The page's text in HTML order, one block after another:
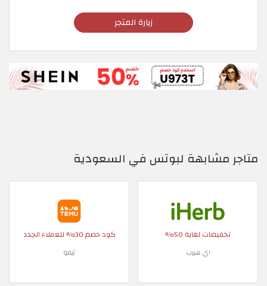
زيارة المتجر
متاجر مشابهة لبوتس في السعودية
تخفيضات لغاية 50%
اي هيرب
كود خصم 30% للعملاء الجدد
تيمو